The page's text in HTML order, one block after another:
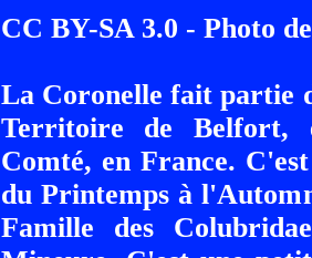
CC BY-SA 3.0 - Photo
La Coronelle fait partie
Territoire de Belfort,
Comté, en France.
du Printemps à
Famille des